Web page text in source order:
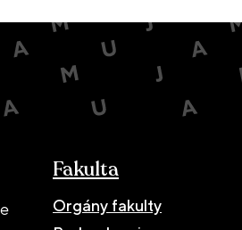
Fakulta
Orgány fakulty